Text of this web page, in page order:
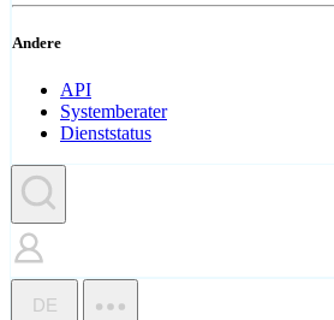
Andere
API
Systemberater
Dienststatus
DE